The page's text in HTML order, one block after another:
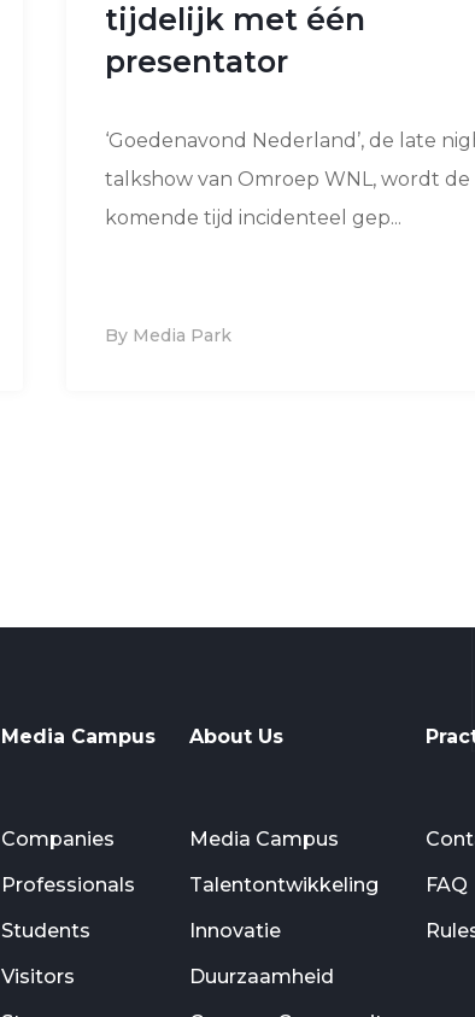
tijdelijk met één
presentator
‘Goedenavond Nederland’, de late
talkshow van Omroep WNL, wordt de
komende tijd incidenteel gep...
By Media Park
Media Campus
Companies
Professionals
Students
Visitors
About Us
Media Campus
Talentontwikkeling
Innovatie
Duurzaamheid
FAQ